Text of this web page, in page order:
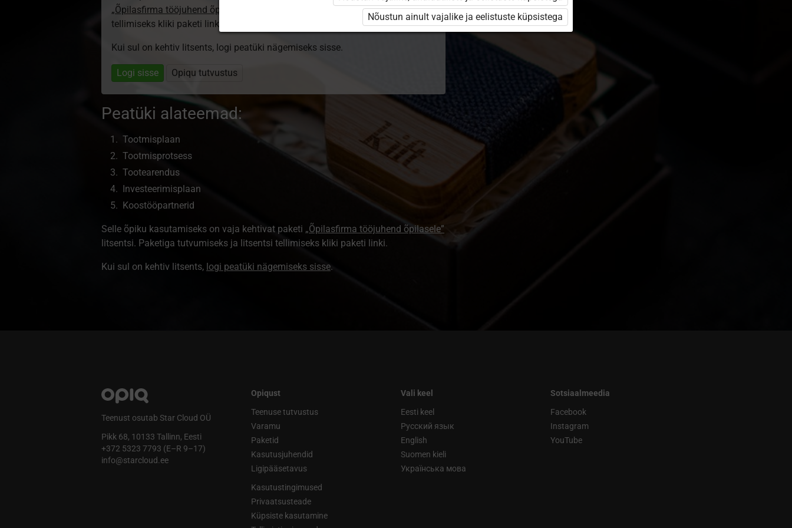
„Õpilasfirma tööjuhend õpilasele”
litsentsi. Paketiga tutvumiseks ja litsentsi
tellimiseks kliki paketi linki.
Kui sul on kehtiv litsents, logi peatüki nägemiseks sisse.
Logi sisse Opiqu tutvustus
Peatüki alateemad:
Tootmisplaan
Tootmisprotsess
Tootearendus
Investeerimisplaan
Koostööpartnerid
Selle õpiku kasutamiseks on vaja kehtivat paketi „Õpilasfirma tööjuhend õpilasele”
litsentsi. Paketiga tutvumiseks ja litsentsi tellimiseks kliki paketi linki.
Kui sul on kehtiv litsents, logi peatüki nägemiseks sisse.
Teenust osutab Star Cloud OÜ
Pikk 68, 10133 Tallinn, Eesti
+372 5323 7793 (E–R 9–17)
info@starcloud.ee
Opiqust
Teenuse tutvustus
Varamu
Paketid
Kasutusjuhendid
Ligipääsetavus
Kasutustingimused
Privaatsusteade
Küpsiste kasutamine
Vali keel
Eesti keel
Русский язык
English
Suomen kieli
Українська мова
Sotsiaalmeedia
Facebook
Instagram
YouTube
Nõustun ainult vajalike ja eelistuste küpsistega